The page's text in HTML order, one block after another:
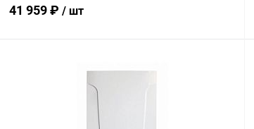
41 959 ₽ / шт
В корзину